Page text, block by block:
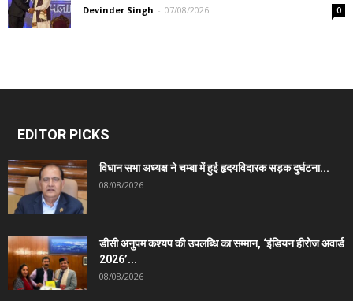
Devinder Singh - 07/08/2026 0
EDITOR PICKS
विधान सभा अध्यक्ष ने चम्बा में हुई हृदयविदारक सड़क दुर्घटना...
08/08/2026
डीसी अनुपम कश्यप की उपलब्धि का सम्मान, ‘इंडियन हीरोज अवार्ड
2026’...
08/08/2026